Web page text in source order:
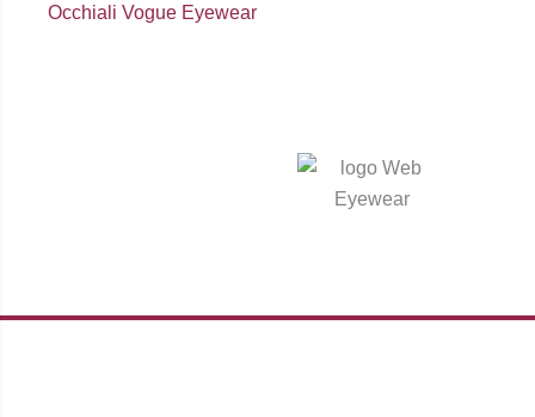
Occhiali Vogue Eyewear